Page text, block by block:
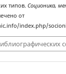
типов. Соционика,
от
index.php/